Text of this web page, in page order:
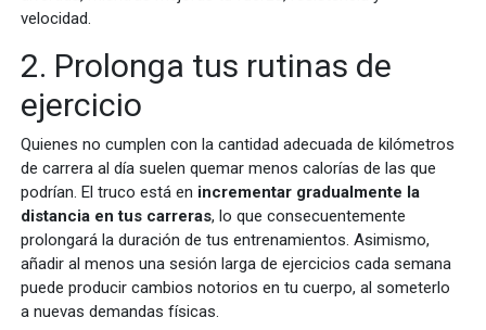
velocidad.
2. Prolonga tus rutinas de
ejercicio
Quienes no cumplen con la cantidad adecuada de kilómetros
de carrera al día suelen quemar menos calorías de las que
podrían. El truco está en incrementar gradualmente la
distancia en tus carreras, lo que consecuentemente
prolongará la duración de tus entrenamientos. Asimismo,
añadir al menos una sesión larga de ejercicios cada semana
puede producir cambios notorios en tu cuerpo, al someterlo
a nuevas demandas físicas.